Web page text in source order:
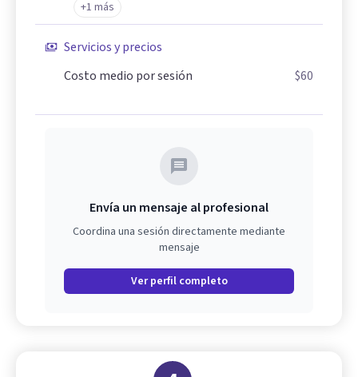
+1 más
Servicios y precios
Costo medio por sesión
$60
Envía un mensaje al profesional
Coordina una sesión directamente mediante
mensaje
Ver perfil completo